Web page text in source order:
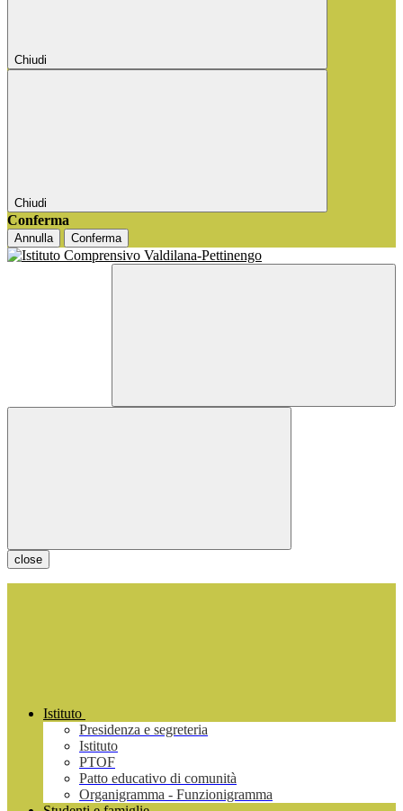
Chiudi
Chiudi
Conferma
Annulla Conferma
close
Istituto
Presidenza e segreteria
Istituto
PTOF
Patto educativo di comunità
Organigramma - Funzionigramma